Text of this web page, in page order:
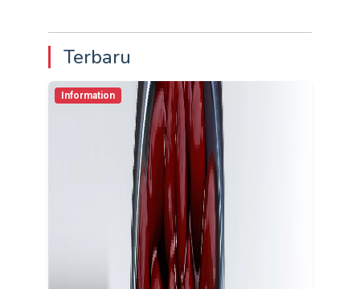
Terbaru
Information